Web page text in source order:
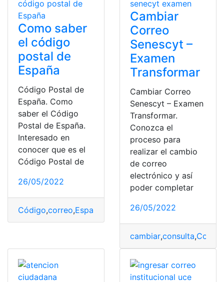
Como saber
el código
postal de
España
Código Postal de
España. Como
saber el Código
Postal de España.
Interesado en
conocer que es el
Código Postal de
26/05/2022
Código,correo,España Número,postal
Cambiar
Correo
Senescyt –
Examen
Transformar
Cambiar Correo
Senescyt – Examen
Transformar.
Conozca el
proceso para
realizar el cambio
de correo
electrónico y así
poder completar
26/05/2022
cambiar,consulta,